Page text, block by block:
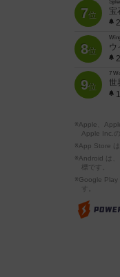
7位
宝
8位
ウ
9位
7
世
※Apple、
Apple Inc.の
※App Store
※Android は、
標です。
※Google Play
す。